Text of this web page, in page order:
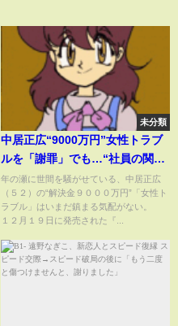
未分類
中居正広“9000万円”女性トラブ
ルを「謝罪」でも…“社員の関
与”を「完全否定」のフジテレビ
番組よりも「存続不可能」な番
組
年の瀬に世間を騒がせている、中居正広
（５２）の“解決金９０００万円”「女性ト
ラブル」はいまだ鎮まる気配がない。
１２月１９日に発売された『...